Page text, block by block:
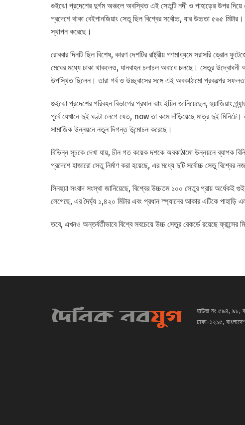
গুইঝো প্রদেশের দুর্গম অঞ্চলে অবস্থিত এই সেতুটি নদী ও পাহাড়ের উপর
প্রদেশে থাকা বেইপানজিয়াং সেতু ছিল বিশ্বের সর্বোচ্চ, যার উচ্চতা ৫৬৫
স্থাপন করেছে।
রোববার দিনটি ছিল বিশেষ, কারণ দেশটির রাষ্ট্রীয় গণমাধ্যমে সরাসরি ড্রোন
মেঘের মধ্যে ঢাকা থাকলেও, যানবাহন চলাচল অবাধে চলছে। সেতুর উদ্বোধনী
উপস্থিত ছিলেন। তারা গর্ব ও উচ্ছ্বাসের সঙ্গে এই অবকাঠামো প্রকল্পের
গুইঝো প্রদেশের পরিবহন বিভাগের প্রধান ঝাং ইয়িন জানিয়েছেন, হুয়াজিয়াং
পূর্বে যেখানে দুই ঘণ্টা লেগে যেত, now তা কমে দাঁড়িয়েছে মাত্র দুই
সামাজিক উন্নয়নে নতুন দিগন্ত উন্মোচন করেছে।
বিভিন্ন সূচকে দেখা যায়, চীন গত কয়েক দশকে অবকাঠামো উন্নয়নে ব্যাপক
প্রদেশে হাজারো সেতু নির্মাণ করা হয়েছে, এর মধ্যে দুটি সর্বোচ্চ সেতু বিশ্বের
সিনহুয়া সংবাদ সংস্থা জানিয়েছে, বিশ্বের উচ্চতম ১০০ সেতুর প্রায় অর্ধেকই
লেগেছে, এর দৈর্ঘ্য ১,৪২০ মিটার এবং প্রধান স্প্যানের আকার এটিকে পাহাড়ি
তবে, এখনও অন্তর্বর্তীভাবে বিশ্বে সবচেয়ে উচ্চ সেতুর রেকর্ডে রয়েছে
হাউজ নং ৫৯৪, ৯৮,
ঢাকা-১২১৫,